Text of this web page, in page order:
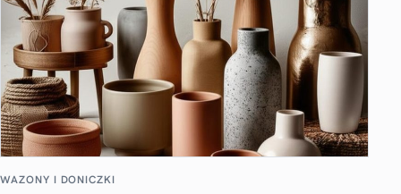
WAZONY I DONICZKI